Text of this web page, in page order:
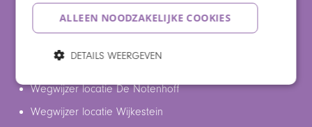
Downloads
Veelgestelde vragen
Wegwijzer locatie De Notenhoff
Wegwijzer locatie Wijkestein
ALLEEN NOODZAKELIJKE COOKIES
DETAILS WEERGEVEN